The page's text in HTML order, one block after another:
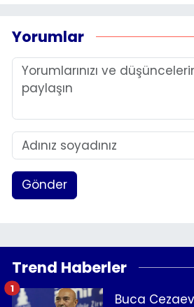
Yorumlar
Gönder
Trend Haberler
Buca
1